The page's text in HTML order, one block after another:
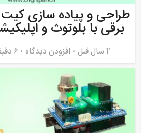
طراحی و پیاده سازی
برقی با بلوتوث و
4 سال قبل افزودن دیدگاه 6 دقیقه زمان مطالعه